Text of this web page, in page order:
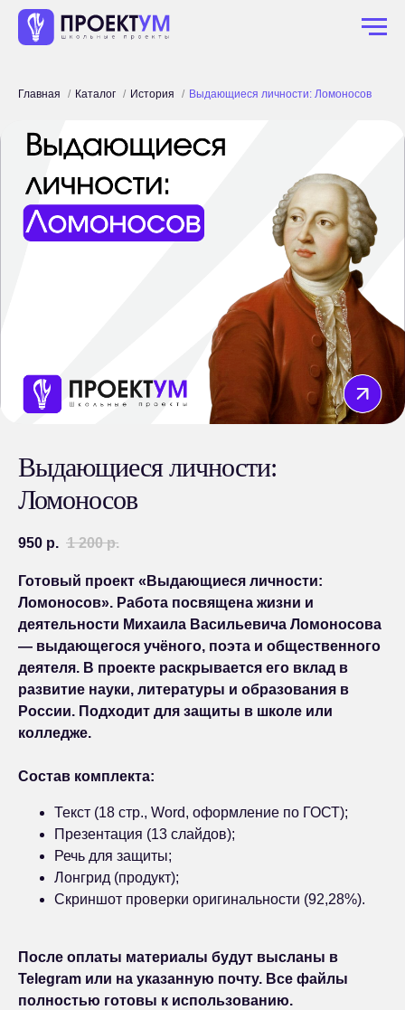
Главная Каталог История Выдающиеся личности: Ломоносов
Выдающиеся личности:
Ломоносов
950 р. 1 200 р.
Готовый проект «Выдающиеся личности:
Ломоносов». Работа посвящена жизни и
деятельности Михаила Васильевича Ломоносова
— выдающегося учёного, поэта и общественного
деятеля. В проекте раскрывается его вклад в
развитие науки, литературы и образования в
России. Подходит для защиты в школе или
колледже.
Состав комплекта:
Текст (18 стр., Word, оформление по ГОСТ);
Презентация (13 слайдов);
Речь для защиты;
Лонгрид (продукт);
Скриншот проверки оригинальности (92,28%).
После оплаты материалы будут высланы в
Telegram или на указанную почту. Все файлы
полностью готовы к использованию.